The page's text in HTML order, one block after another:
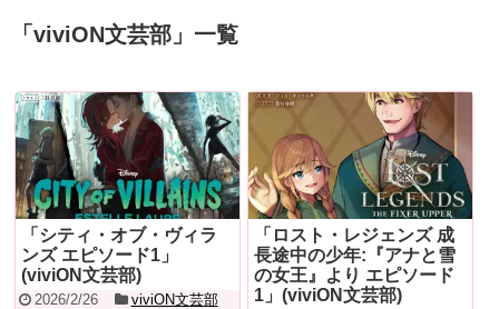
「 viviON文芸部 」 一覧
「シティ・オブ・ヴィラ
ンズ エピソード1」
(viviON文芸部)
2026/2/26 viviON文芸部
「ロスト・レジェンズ 成
長途中の少年:『アナと雪
の女王』より エピソード
1」(viviON文芸部)